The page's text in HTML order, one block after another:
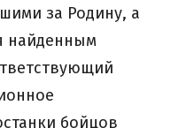
за Родину, а
найденным
бойцов